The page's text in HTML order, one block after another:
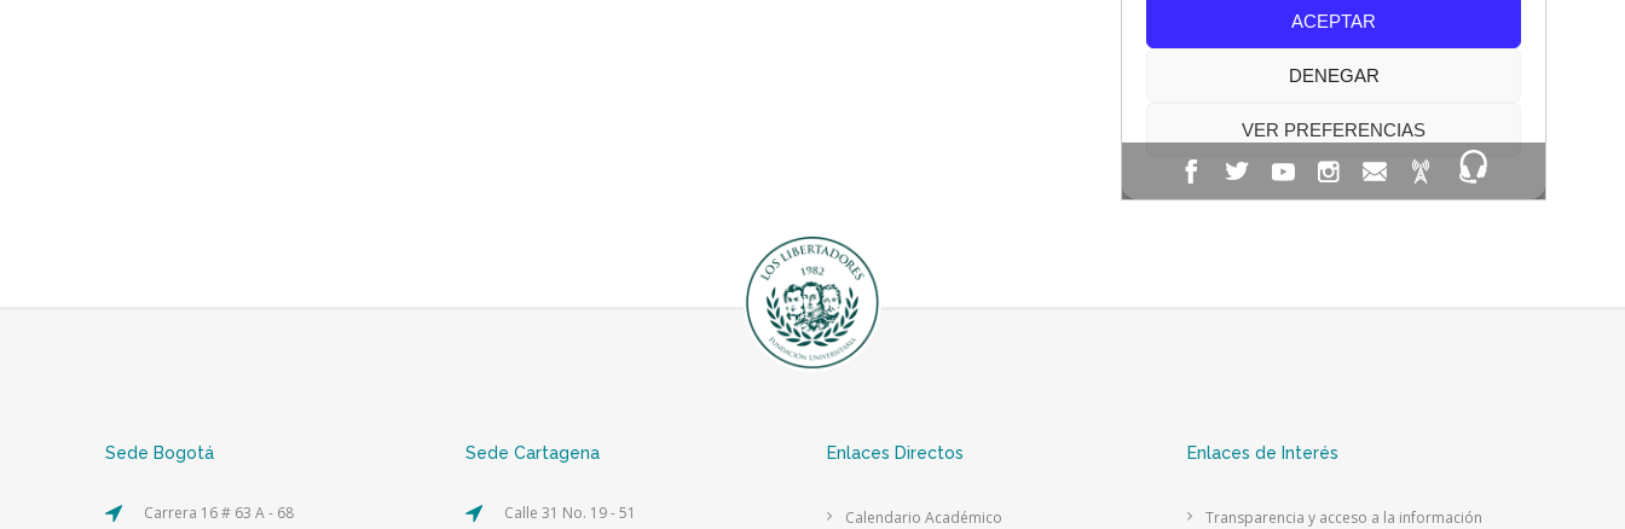
Sede Bogotá
Carrera 16 # 63 A - 68
Sede Cartagena
Calle 31 No. 19 - 51
Enlaces Directos
Calendario Académico
Enlaces de Interés
Transparencia y acceso a la información